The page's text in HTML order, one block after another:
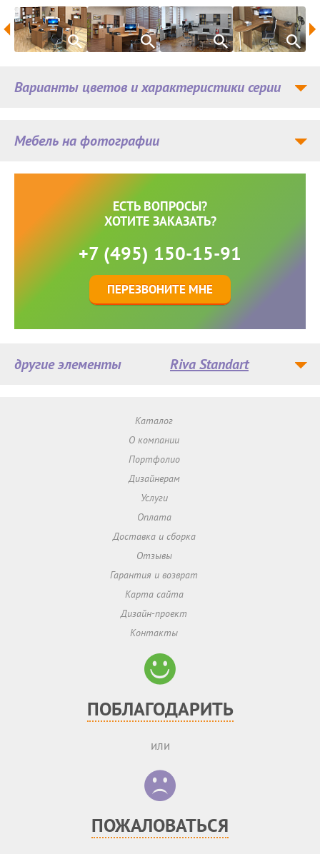
Мебель на фотографии
Варианты цветов и характеристики серии
ЕСТЬ ВОПРОСЫ?
ХОТИТЕ ЗАКАЗАТЬ?
+7 (495) 150-15-91
ПЕРЕЗВОНИТЕ МНЕ
другие элементы Riva Standart
Каталог
О компании
Портфолио
Дизайнерам
Услуги
Оплата
Доставка и сборка
Отзывы
Гарантия и возврат
Карта сайта
Дизайн-проект
Контакты
ПОБЛАГОДАРИТЬ
или
ПОЖАЛОВАТЬСЯ